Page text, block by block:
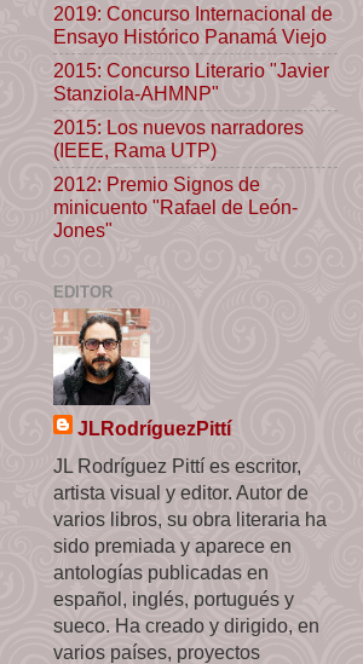
2019: Concurso Internacional de
Ensayo Histórico Panamá Viejo
2015: Concurso Literario "Javier
Stanziola-AHMNP"
2015: Los nuevos narradores
(IEEE, Rama UTP)
2012: Premio Signos de
minicuento "Rafael de León-
Jones"
EDITOR
JLRodríguezPittí
JL Rodríguez Pittí es escritor,
artista visual y editor. Autor de
varios libros, su obra literaria ha
sido premiada y aparece en
antologías publicadas en
español, inglés, portugués y
sueco. Ha creado y dirigido, en
varios países, proyectos